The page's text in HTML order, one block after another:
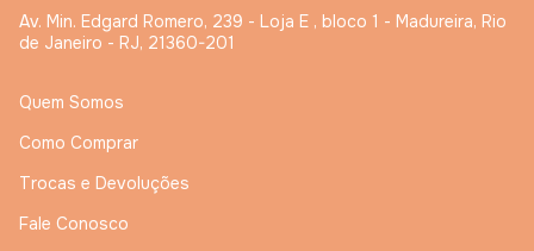
Av. Min. Edgard Romero, 239 - Loja E , bloco 1 - Madureira, Rio
de Janeiro - RJ, 21360-201
Quem Somos
Como Comprar
Trocas e Devoluções
Fale Conosco